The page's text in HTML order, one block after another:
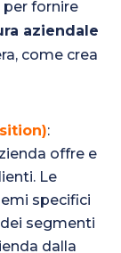
per fornire
aziendale
come crea
:
offre e
Le
specifici
segmenti
dalla